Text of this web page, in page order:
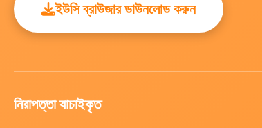
ইউসি ব্রাউজার ডাউনলোড করুন
নিরাপত্তা যাচাইকৃত